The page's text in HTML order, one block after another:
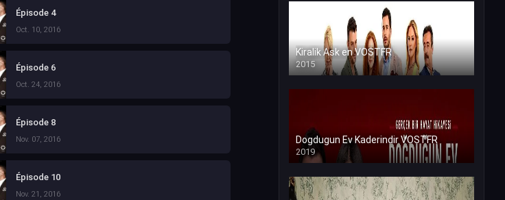
Épisode 4
Oct. 10, 2016
Épisode 6
Oct. 24, 2016
Épisode 8
Nov. 07, 2016
Épisode 10
Nov. 21, 2016
Kiralik Ask en VOSTFR
2015
Dogdugun Ev Kaderindir VOSTFR
2019